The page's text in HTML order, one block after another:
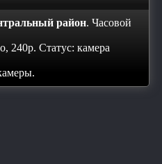
район. Часовой
240p. Статус: камера